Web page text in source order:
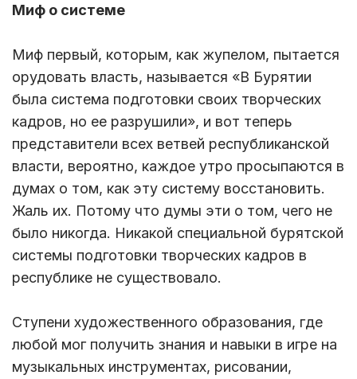
Миф о системе
Миф первый, которым, как жупелом, пытается
орудовать власть, называется «В Бурятии
была система подготовки своих творческих
кадров, но ее разрушили», и вот теперь
представители всех ветвей республиканской
власти, вероятно, каждое утро просыпаются в
думах о том, как эту систему восстановить.
Жаль их. Потому что думы эти о том, чего не
было никогда. Никакой специальной бурятской
системы подготовки творческих кадров в
республике не существовало.
Ступени художественного образования, где
любой мог получить знания и навыки в игре на
музыкальных инструментах, рисовании,